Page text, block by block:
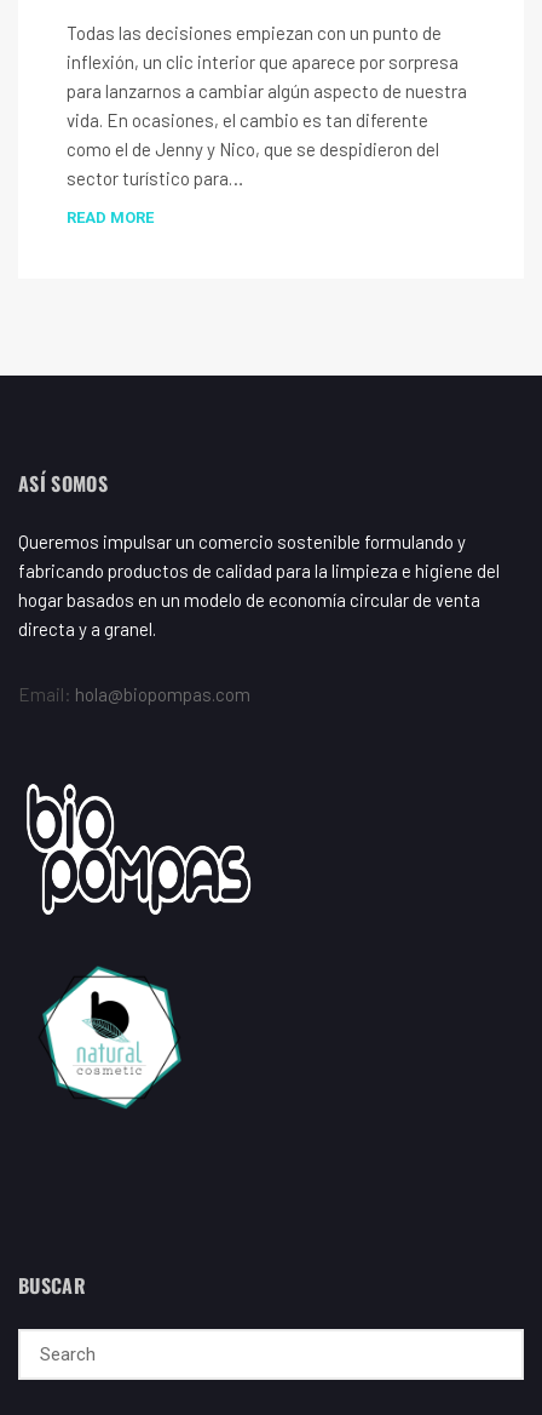
Todas las decisiones empiezan con un punto de
inflexión, un clic interior que aparece por sorpresa
para lanzarnos a cambiar algún aspecto de nuestra
vida. En ocasiones, el cambio es tan diferente
como el de Jenny y Nico, que se despidieron del
sector turístico para…
READ MORE
ASÍ SOMOS
Queremos impulsar un comercio sostenible formulando y
fabricando productos de calidad para la limpieza e higiene del
hogar basados en un modelo de economía circular de venta
directa y a granel.
Email: hola@biopompas.com
BUSCAR